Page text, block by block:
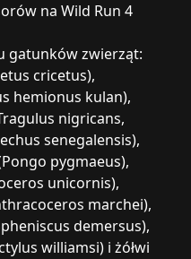
na Wild Run 4
gatunków zwierząt:
cricetus),
hemionus kulan),
nigricans,
senegalensis),
pygmaeus),
unicornis),
marchei),
demersus),
williamsi) i żółwi